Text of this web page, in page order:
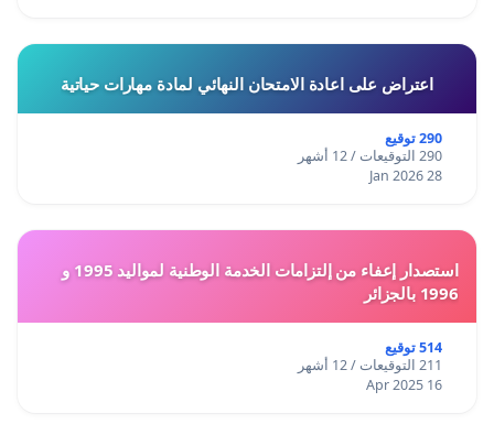
اعتراض على اعادة الامتحان النهائي لمادة مهارات حياتية
290 توقيع
290 التوقيعات / 12 أشهر
28 Jan 2026
استصدار إعفاء من إلتزامات الخدمة الوطنية لمواليد 1995 و
1996 بالجزائر
514 توقيع
211 التوقيعات / 12 أشهر
16 Apr 2025